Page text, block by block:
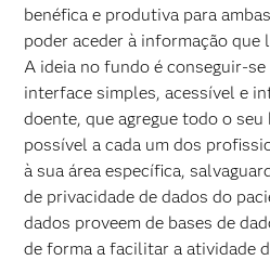
benéfica e produtiva para
poder aceder à informação que
A ideia no fundo é conseguir-
interface simples, acessível e
doente, que agregue todo o
possível a cada um dos
à sua área específica,
de privacidade de dados do
dados proveem de bases de
de forma a facilitar a atividade